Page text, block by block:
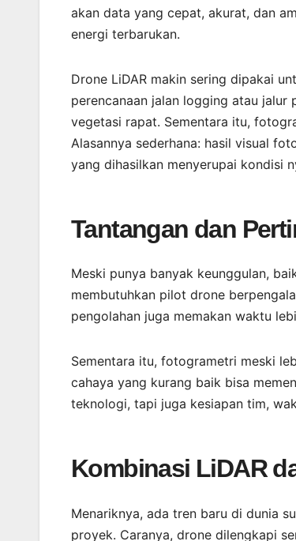
akan data yang cepat, akurat, dan
energi terbarukan.
Drone LiDAR makin sering dipakai
perencanaan jalan logging atau jalur
vegetasi rapat. Sementara itu,
Alasannya sederhana: hasil visual
yang dihasilkan menyerupai kondisi
Tantangan dan
Meski punya banyak keunggulan,
membutuhkan pilot drone
pengolahan juga memakan waktu
Sementara itu, fotogrametri meski
cahaya yang kurang baik bisa
teknologi, tapi juga kesiapan tim,
Kombinasi LiDAR
Menariknya, ada tren baru di dunia
proyek. Caranya, drone dilengkapi